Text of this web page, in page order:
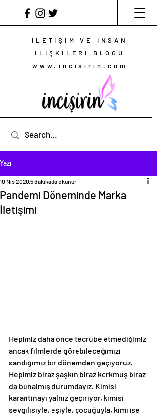
İLETİŞİM VE İNSAN
İLİŞKİLERİ BLOGU
www.incisirin.com
Yazı
Pandemi Döneminde Marka
İletişimi
10 Nis 2020 5 dakikada okunur
Hepimiz daha önce tecrübe etmediğimiz
ancak filmlerde görebileceğimizi
sandığımız bir dönemden geçiyoruz.
Hepimiz biraz şaşkın biraz korkmuş biraz
da bunalmış durumdayız. Kimisi
karantinayı yalnız geçiriyor, kimisi
sevgilisiyle, eşiyle, çocuğuyla, kimi ise